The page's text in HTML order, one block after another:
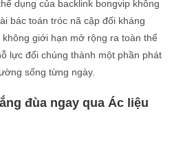
dụng của backlink bongvip không
bác toán tróc nã cập đối kháng
giới hạn mở rộng ra toàn thể
lực đổi chúng thành một phần phát
sống từng ngày.
đùa ngay qua Ác liệu